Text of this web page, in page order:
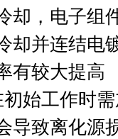
却，电子组
却并连结电
有较大提高
始工作时
导致离化源